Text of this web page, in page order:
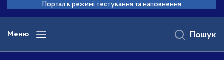
основного
вмісту
Портал в режимі тестування та наповнення
Меню Пошук